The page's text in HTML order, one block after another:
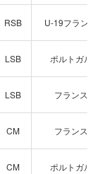
RSB U-19フランス
LSB ポルトガル
LSB フランス代
CM フランス代
CM ポルトガル